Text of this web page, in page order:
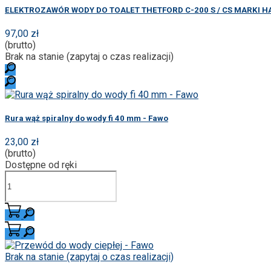
ELEKTROZAWÓR WODY DO TOALET THETFORD C-200 S / CS MARKI
97,00 zł
(brutto)
Brak na stanie (zapytaj o czas realizacji)
Rura wąż spiralny do wody fi 40 mm - Fawo
23,00 zł
(brutto)
Dostępne od ręki
Brak na stanie (zapytaj o czas realizacji)